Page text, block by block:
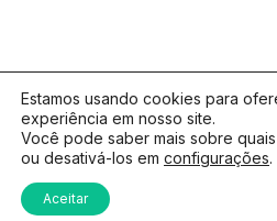
Estamos usando cookies para
experiência em nosso site.
Você pode saber mais sobre
ou desativá-los em configurações.
Aceitar